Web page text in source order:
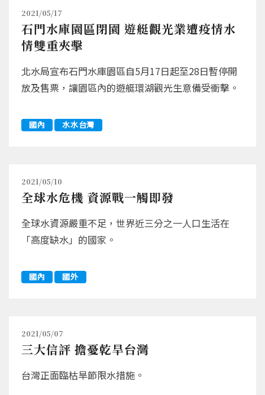
2021/05/17
石門水庫園區閉園 遊艇觀光業遭疫情水
情雙重夾擊
北水局宣布石門水庫園區自5月17日起至28日暫停開
放及售票，讓園區內的遊艇環湖觀光生意備受衝擊。
國內 水水台灣
2021/05/10
全球水危機 資源戰一觸即發
全球水資源嚴重不足，世界近三分之一人口生活在
「高度缺水」的國家。
國內 國外
2021/05/07
三大信評 擔憂乾旱台灣
台灣正面臨枯旱節限水措施。